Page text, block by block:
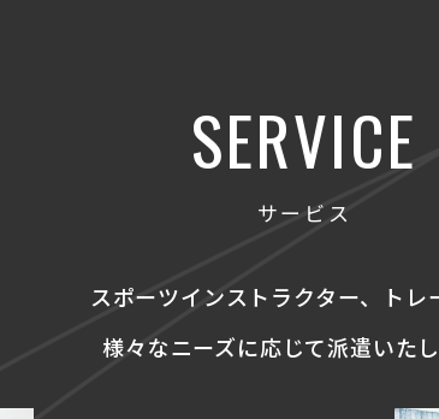
SERVICE
サービス
スポーツインストラクター、
トレ
様々なニーズに応じて派遣いたし